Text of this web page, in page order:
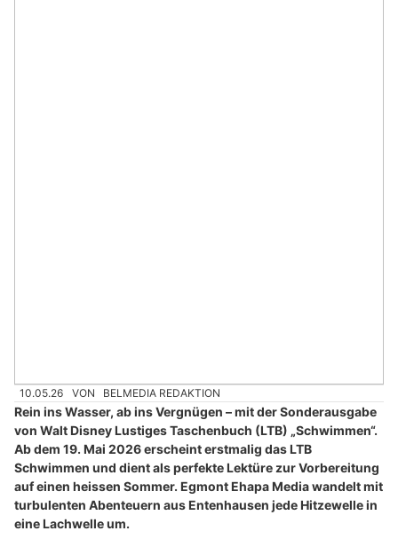
10.05.26 VON BELMEDIA REDAKTION
Rein ins Wasser, ab ins Vergnügen – mit der Sonderausgabe
von Walt Disney Lustiges Taschenbuch (LTB) „Schwimmen“.
Ab dem 19. Mai 2026 erscheint erstmalig das LTB
Schwimmen und dient als perfekte Lektüre zur Vorbereitung
auf einen heissen Sommer. Egmont Ehapa Media wandelt mit
turbulenten Abenteuern aus Entenhausen jede Hitzewelle in
eine Lachwelle um.